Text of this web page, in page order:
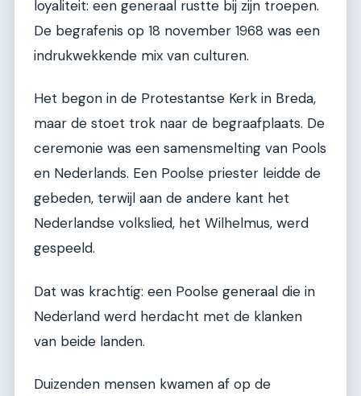
loyaliteit: een generaal rustte bij zijn troepen.
De begrafenis op 18 november 1968 was een
indrukwekkende mix van culturen.
Het begon in de Protestantse Kerk in Breda,
maar de stoet trok naar de begraafplaats. De
ceremonie was een samensmelting van Pools
en Nederlands. Een Poolse priester leidde de
gebeden, terwijl aan de andere kant het
Nederlandse volkslied, het Wilhelmus, werd
gespeeld.
Dat was krachtig: een Poolse generaal die in
Nederland werd herdacht met de klanken
van beide landen.
Duizenden mensen kwamen af op de